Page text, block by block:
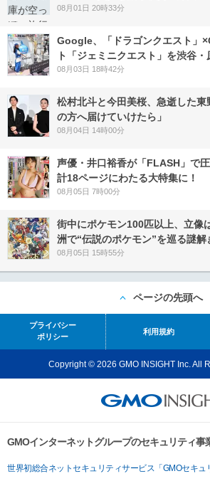
08月01日 20時33分
Google、「ドラゴンクエスト」
ト「ジェミニクエスト」を渋谷
08月03日 18時42分
松村北斗と今田美桜、急逝した東
の方へ届けていけたら」
08月04日 14時00分
声優・井口裕香が「FLASH」で
計18ページにわたる大特集に！
08月05日 7時00分
街中にポケモン100匹以上、立
洲で“伝説のポケモン”を巡る謎解
08月05日 15時55分
ページの先頭へ
プライバシー
ポリシー
利用規約
Copyright © 2026 GMO INSIGHT Inc. All
GMOインターネットグループのセキュリティ事
世界初総合ネットセキュリティサービス「GMOセキュ